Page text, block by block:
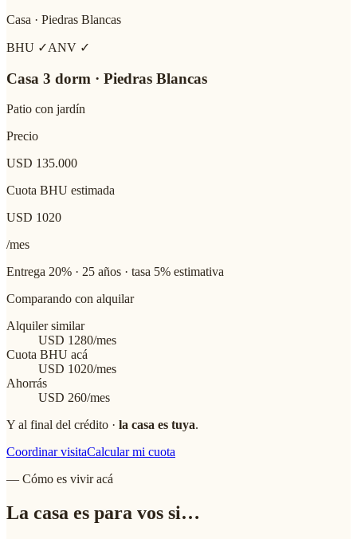
Casa · Piedras Blancas
BHU ✓ANV ✓
Casa 3 dorm · Piedras Blancas
Patio con jardín
Precio
USD 135.000
Cuota BHU estimada
USD 1020
/mes
Entrega 20% · 25 años · tasa 5% estimativa
Comparando con alquilar
Alquiler similar
USD 1280/mes
Cuota BHU acá
USD 1020/mes
Ahorrás
USD 260/mes
Y al final del crédito · la casa es tuya.
Coordinar visitaCalcular mi cuota
— Cómo es vivir acá
La casa es para vos si…